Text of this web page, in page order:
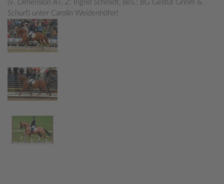
(v. Dimension AT, Z: Ingrid Schmidt, Bes.: BG Gestüt Greim &
Schurf) unter Carolin Weidenhöfer!